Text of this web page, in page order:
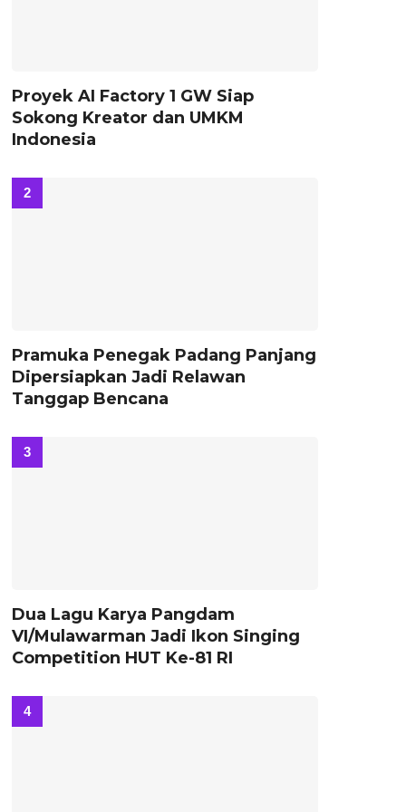
Proyek AI Factory 1 GW Siap
Sokong Kreator dan UMKM
Indonesia
Pramuka Penegak Padang Panjang
Dipersiapkan Jadi Relawan
Tanggap Bencana
Dua Lagu Karya Pangdam
VI/Mulawarman Jadi Ikon Singing
Competition HUT Ke-81 RI